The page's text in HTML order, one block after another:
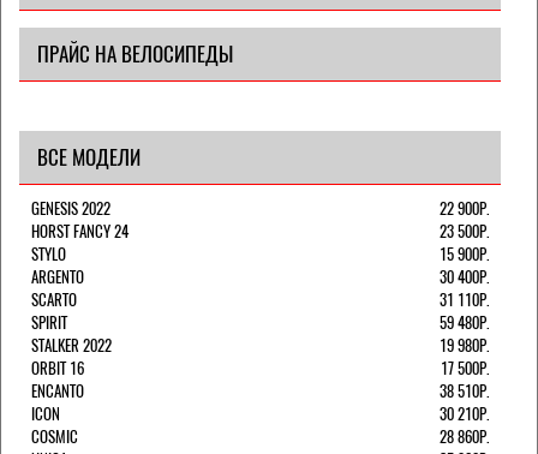
ПРАЙС НА ВЕЛОСИПЕДЫ
ВСЕ МОДЕЛИ
GENESIS 2022
22 900Р.
HORST FANCY 24
23 500Р.
STYLO
15 900Р.
ARGENTO
30 400Р.
SCARTO
31 110Р.
SPIRIT
59 480Р.
STALKER 2022
19 980Р.
ORBIT 16
17 500Р.
ENCANTO
38 510Р.
ICON
30 210Р.
COSMIC
28 860Р.